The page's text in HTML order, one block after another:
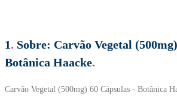
1. Sobre: Carvão Vegetal
Botânica Haacke.
Carvão Vegetal (500mg) 60 Cápsulas - Botânica